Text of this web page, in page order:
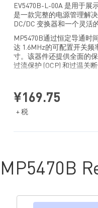
EV5470B-L-00A 是用于展
是一款完整的电源管理解
DC/DC 变换器和一个灵活
MP5470B通过恒定导通时
达 1.6MHz的可配置开关频
寸。该器件还提供全面的保
过流保护 (OCP) 和过温关断
可编程MTP 存储器电熔丝
进行配置。
MP5470B 最大限度减少
¥169.75
+ 税
MP5470B